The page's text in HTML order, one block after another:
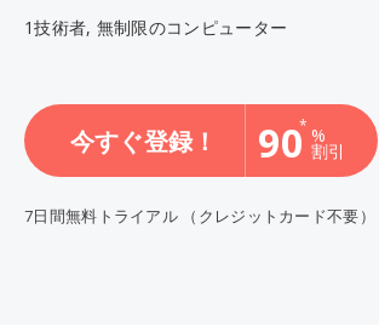
1技術者, 無制限のコンピューター
今すぐ登録！ 90* %
割引
7日間無料トライアル （クレジットカード不要）